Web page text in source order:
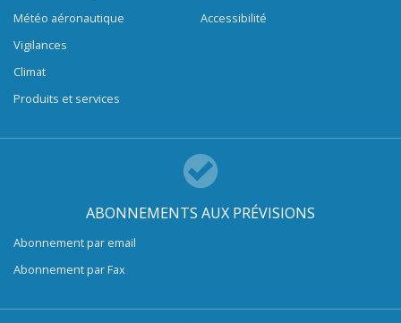
Météo aéronautique
Vigilances
Climat
Produits et services
Accessibilité
ABONNEMENTS AUX PRÉVISIONS
Abonnement par email
Abonnement par Fax